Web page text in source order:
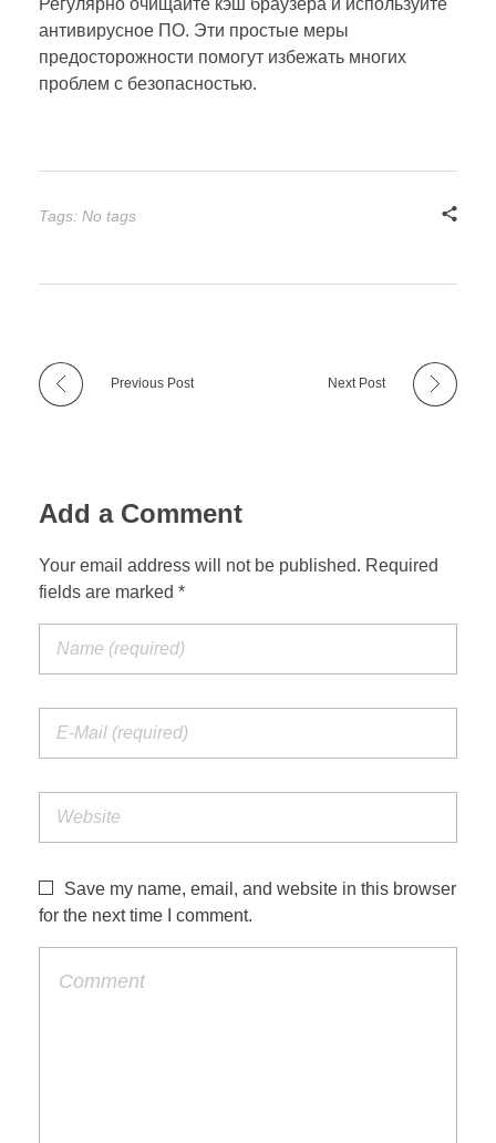
Регулярно очищайте кэш браузера и используйте
антивирусное ПО. Эти простые меры
предосторожности помогут избежать многих
проблем с безопасностью.
Tags: No tags
Previous Post Next Post
Add a Comment
Your email address will not be published. Required
fields are marked *
Save my name, email, and website in this browser
for the next time I comment.